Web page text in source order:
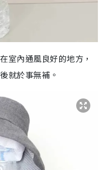
室內通風良好的地方，
就於事無補。